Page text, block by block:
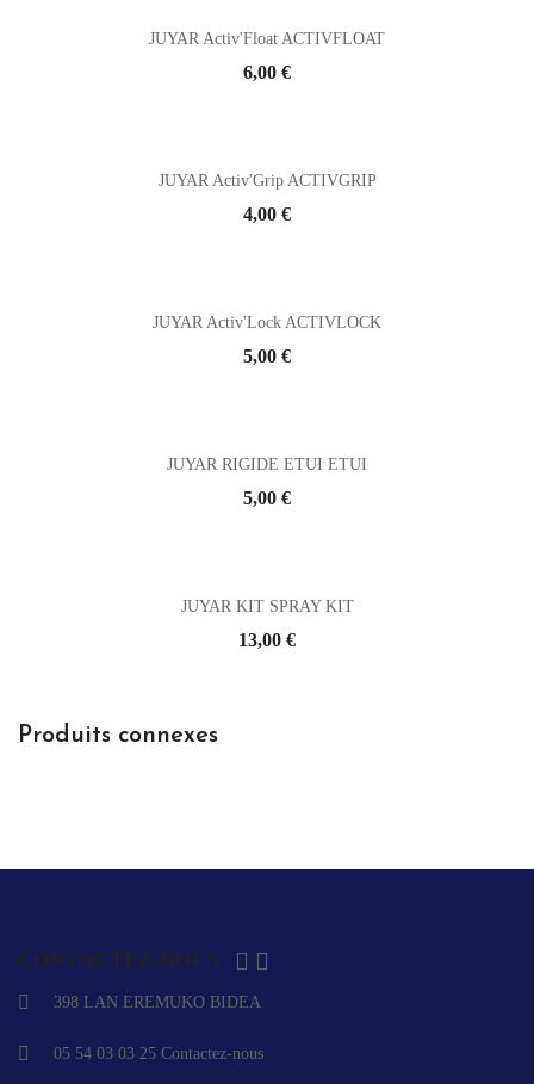
JUYAR Activ'Float ACTIVFLOAT
Prix
6,00 €
JUYAR Activ'Grip ACTIVGRIP
Prix
4,00 €
JUYAR Activ'Lock ACTIVLOCK
Prix
5,00 €
JUYAR RIGIDE ETUI ETUI
Prix
5,00 €
JUYAR KIT SPRAY KIT
Prix
13,00 €
Produits connexes
CONTACTEZ-NOUS  
398 LAN EREMUKO BIDEA
05 54 03 03 25 Contactez-nous